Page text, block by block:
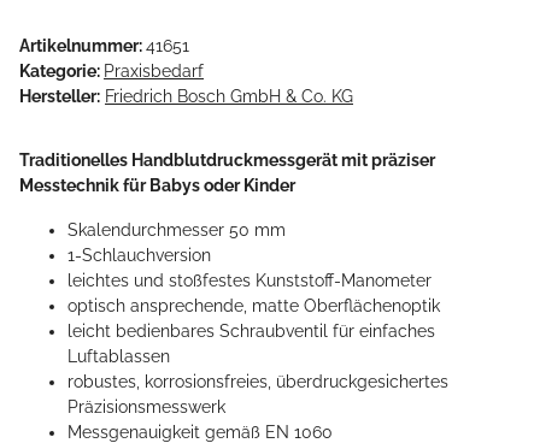
Artikelnummer:41651
Kategorie: Praxisbedarf
Hersteller: Friedrich Bosch GmbH & Co. KG
Traditionelles Handblutdruckmessgerät mit präziser
Messtechnik für Babys oder Kinder
Skalendurchmesser 50 mm
1-Schlauchversion
leichtes und stoßfestes Kunststoff-Manometer
optisch ansprechende, matte Oberflächenoptik
leicht bedienbares Schraubventil für einfaches
Luftablassen
robustes, korrosionsfreies, überdruckgesichertes
Präzisionsmesswerk
Messgenauigkeit gemäß EN 1060